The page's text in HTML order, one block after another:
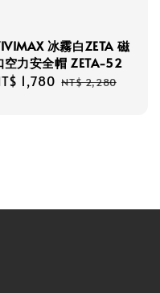
冰霧白ZETA 磁
空力安全帽 ZETA-52
1,780 Regular
NT$ 2,280